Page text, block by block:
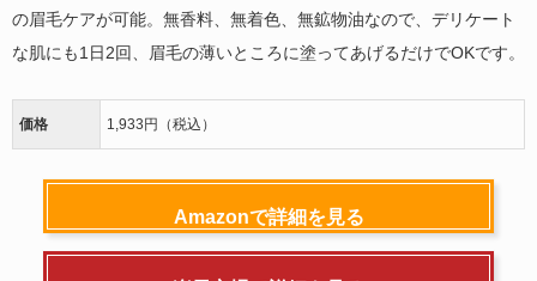
の眉毛ケアが可能。無香料、無着色、無鉱物油なので、デリケート
な肌にも1日2回、眉毛の薄いところに塗ってあげるだけでOKです。
価格 1,933円（税込）
Amazonで詳細を見る